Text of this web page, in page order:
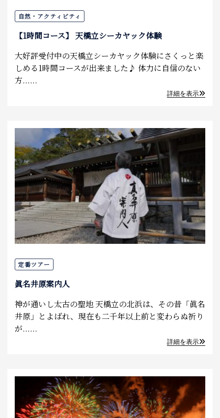
自然・アクティビティ
【1時間コース】 天橋立シーカヤック体験
大好評受付中の天橋立シーカヤック体験にさくっと楽
しめる1時間コースが出来ました♪ 体力に自信のない
方......
詳細を表示
定番ツアー
眞名井原案内人
神が通いし太古の聖地 天橋立の北浜は、その昔「眞名
井原」とよばれ、現在も二千年以上前と変わらぬ祈り
が......
詳細を表示